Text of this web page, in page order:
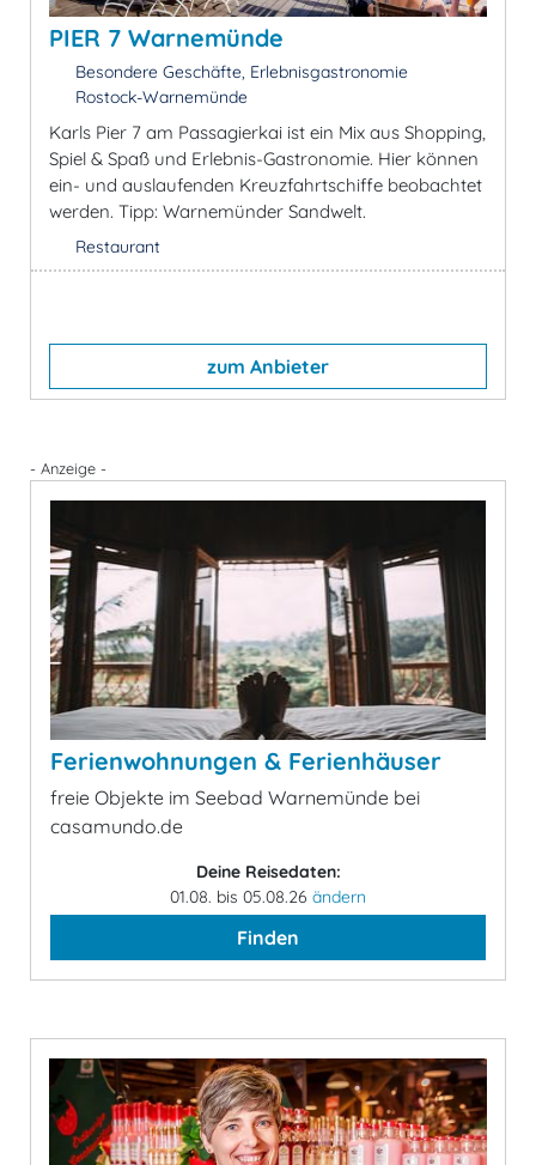
PIER 7 Warnemünde
Besondere Geschäfte, Erlebnisgastronomie
Rostock-Warnemünde
Karls Pier 7 am Passagierkai ist ein Mix aus Shopping,
Spiel & Spaß und Erlebnis-Gastronomie. Hier können
ein- und auslaufenden Kreuzfahrtschiffe beobachtet
werden. Tipp: Warnemünder Sandwelt.
Restaurant
zum Anbieter
- Anzeige -
Ferienwohnungen & Ferienhäuser
freie Objekte im Seebad Warnemünde bei
casamundo.de
Deine Reisedaten:
01.08. bis 05.08.26 ändern
Finden